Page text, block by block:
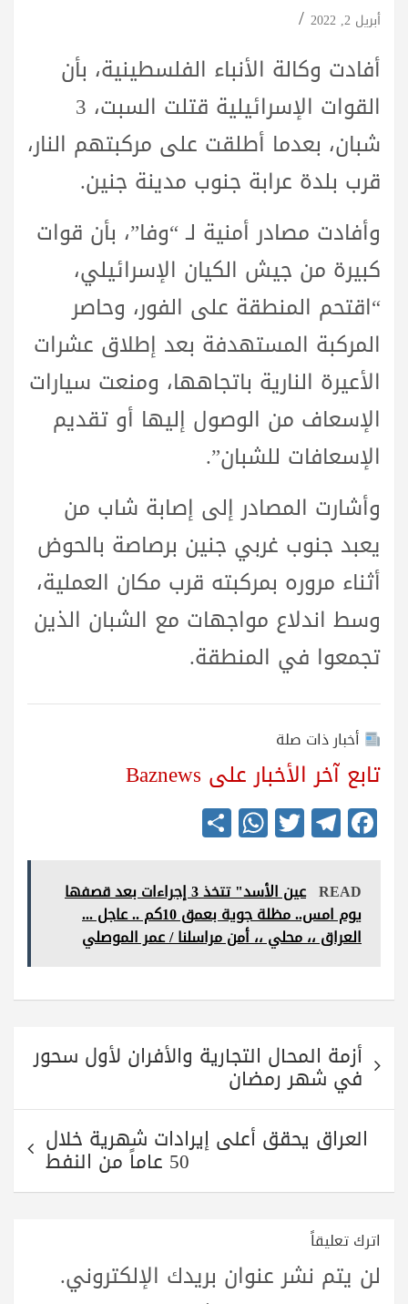
أبريل 2, 2022
أفادت وكالة الأنباء الفلسطينية، بأن
القوات الإسرائيلية قتلت السبت، 3
شبان، بعدما أطلقت على مركبتهم النار،
قرب بلدة عرابة جنوب مدينة جنين.
وأفادت مصادر أمنية لـ “وفا”، بأن قوات
كبيرة من جيش الكيان الإسرائيلي،
“اقتحم المنطقة على الفور، وحاصر
المركبة المستهدفة بعد إطلاق عشرات
الأعيرة النارية باتجاهها، ومنعت سيارات
الإسعاف من الوصول إليها أو تقديم
الإسعافات للشبان”.
وأشارت المصادر إلى إصابة شاب من
يعبد جنوب غربي جنين برصاصة بالحوض
أثناء مروره بمركبته قرب مكان العملية،
وسط اندلاع مواجهات مع الشبان الذين
تجمعوا في المنطقة.
أخبار ذات صلة
تابع آخر الأخبار على Baznews
Fa
ce
bo
ok
Te
le
gr
a
m
T
wi
tte
r
W
ha
ts
A
pp
re READ
عين الأسد" تتخذ 3 إجراءات بعد قصفها
يوم امس.. مظلة جوية بعمق 10كم .. عاجل ...
العراق ،، محلي ،، أمن مراسلنا / عمر الموصلي
تصفّح
المقالات
أزمة المحال التجارية والأفران لأول سحور
في شهر رمضان
العراق يحقق أعلى إيرادات شهرية خلال
50 عاماً من النفط
اترك تعليقاً
لن يتم نشر عنوان بريدك الإلكتروني.